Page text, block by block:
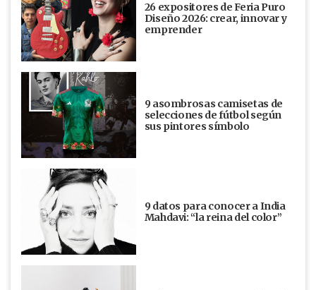
26 expositores de Feria Puro
Diseño 2026: crear, innovar y
emprender
9 asombrosas camisetas de
selecciones de fútbol según
sus pintores símbolo
9 datos para conocer a India
Mahdavi: “la reina del color”